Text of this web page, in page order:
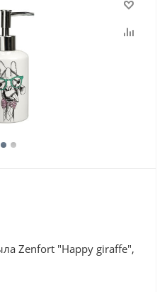
Zenfort "Happy giraffe",